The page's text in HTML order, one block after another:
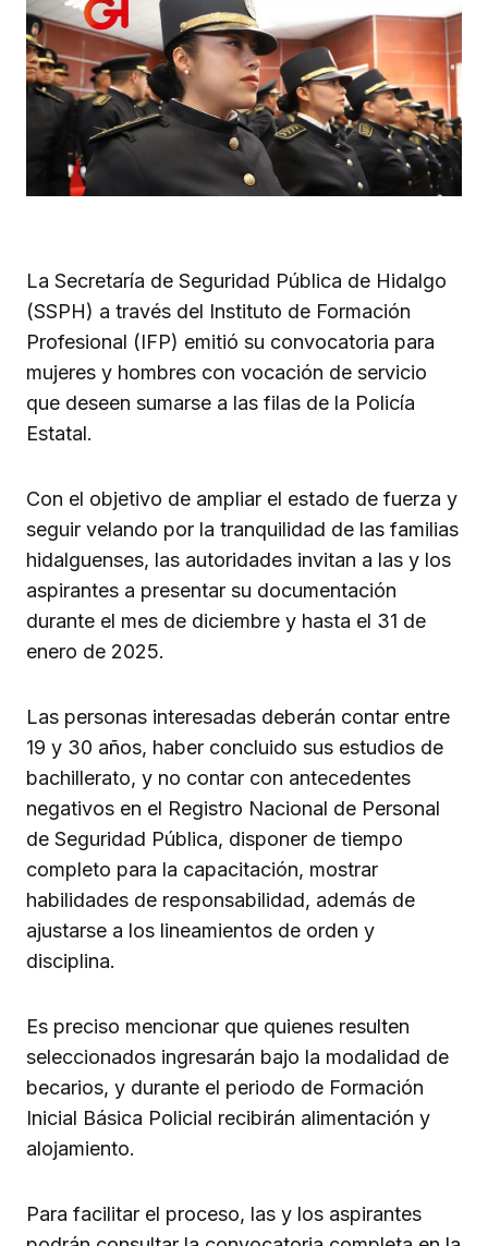
La Secretaría de Seguridad Pública de Hidalgo
(SSPH) a través del Instituto de Formación
Profesional (IFP) emitió su convocatoria para
mujeres y hombres con vocación de servicio
que deseen sumarse a las filas de la Policía
Estatal.
Con el objetivo de ampliar el estado de fuerza y
seguir velando por la tranquilidad de las familias
hidalguenses, las autoridades invitan a las y los
aspirantes a presentar su documentación
durante el mes de diciembre y hasta el 31 de
enero de 2025.
Las personas interesadas deberán contar entre
19 y 30 años, haber concluido sus estudios de
bachillerato, y no contar con antecedentes
negativos en el Registro Nacional de Personal
de Seguridad Pública, disponer de tiempo
completo para la capacitación, mostrar
habilidades de responsabilidad, además de
ajustarse a los lineamientos de orden y
disciplina.
Es preciso mencionar que quienes resulten
seleccionados ingresarán bajo la modalidad de
becarios, y durante el periodo de Formación
Inicial Básica Policial recibirán alimentación y
alojamiento.
Para facilitar el proceso, las y los aspirantes